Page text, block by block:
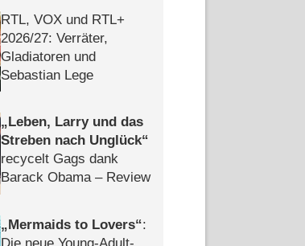
RTL, VOX und RTL+
2026/​27: Verräter,
Gladiatoren und
Sebastian Lege
Leben, Larry und das
Streben nach Unglück
recycelt Gags dank
Barack Obama – Review
Mermaids to Lovers :
Die neue Young-Adult-